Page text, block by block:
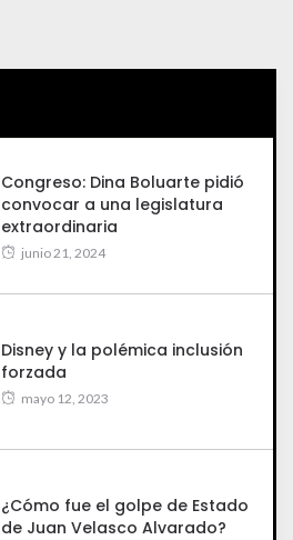
Congreso: Dina Boluarte pidió
convocar a una legislatura
extraordinaria
junio 21, 2024
Disney y la polémica inclusión
forzada
mayo 12, 2023
¿Cómo fue el golpe de Estado
de Juan Velasco Alvarado?